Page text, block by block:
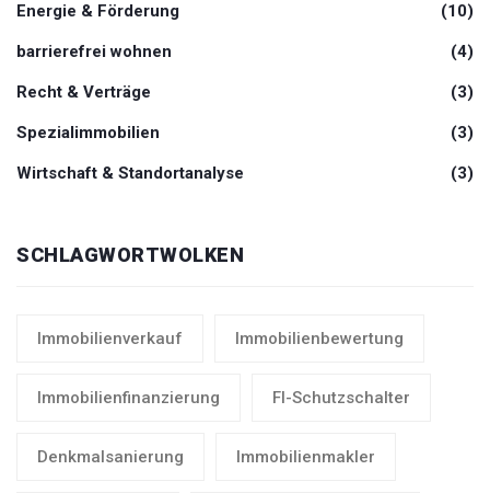
Energie & Förderung (10)
barrierefrei wohnen (4)
Recht & Verträge (3)
Spezialimmobilien (3)
Wirtschaft & Standortanalyse (3)
SCHLAGWORTWOLKEN
Immobilienverkauf Immobilienbewertung
Immobilienfinanzierung FI-Schutzschalter
Denkmalsanierung Immobilienmakler